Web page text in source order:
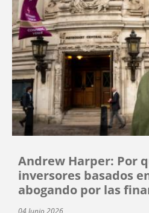
Andrew Harper: Por
inversores basados
abogando por las
04 Junio 2026